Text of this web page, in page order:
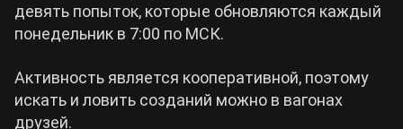
девять попыток, которые обновляются каждый
понедельник в 7:00 по МСК.
Активность является кооперативной, поэтому
искать и ловить созданий можно в вагонах
друзей.